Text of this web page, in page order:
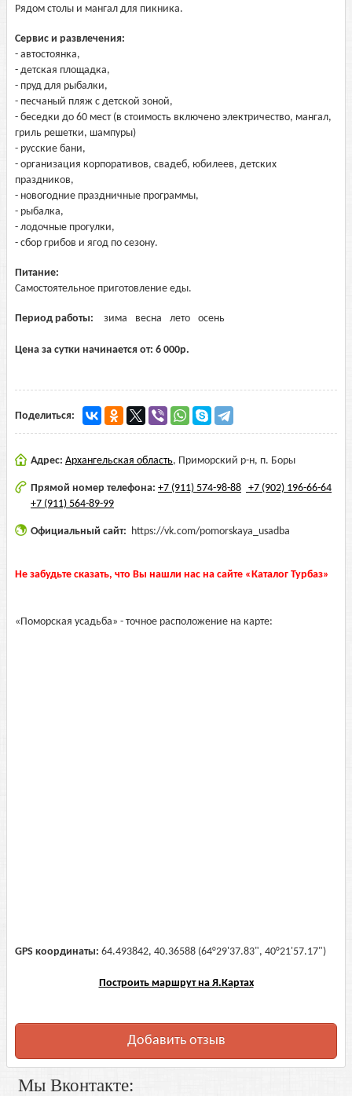
Рядом столы и мангал для пикника.
Сервис и развлечения:
- автостоянка,
- детская площадка,
- пруд для рыбалки,
- песчаный пляж с детской зоной,
- беседки до 60 мест (в стоимость включено электричество, мангал,
гриль решетки, шампуры)
- русские бани,
- организация корпоративов, свадеб, юбилеев, детских
праздников,
- новогодние праздничные программы,
- рыбалка,
- лодочные прогулки,
- сбор грибов и ягод по сезону.
Питание:
Самостоятельное приготовление еды.
Период работы: зима весна лето осень
Цена за сутки начинается от: 6 000р.
Поделиться:
Адрес: Архангельская область, Приморский р-н, п. Боры
Прямой номер телефона: +7 (911) 574-98-88 +7 (902) 196-66-64
+7 (911) 564-89-99
Официальный сайт: https://vk.com/pomorskaya_usadba
Не забудьте сказать, что Вы нашли нас на сайте «Каталог Турбаз»
«Поморская усадьба» - точное расположение на карте:
GPS координаты: 64.493842, 40.36588 (64°29'37.83", 40°21'57.17")
Построить маршрут на Я.Картах
Добавить отзыв
Мы Вконтакте: